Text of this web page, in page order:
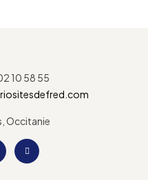
10 58 55
Occitanie